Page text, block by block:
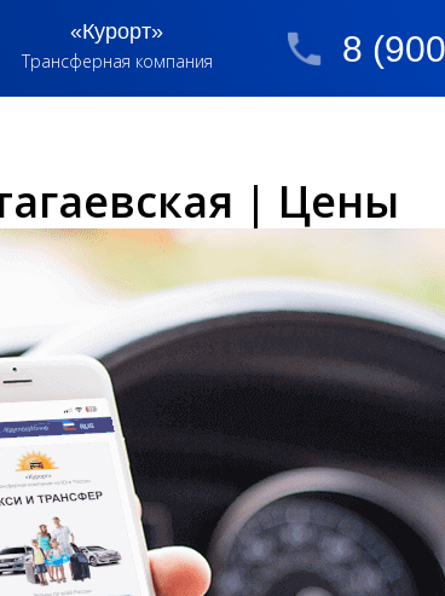
8
«Курорт»
Трансферная компания
| Цены